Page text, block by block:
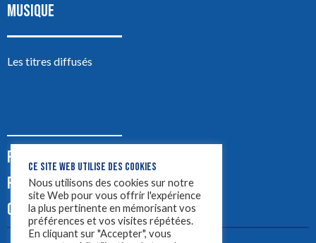
MUSIQUE
Les titres diffusés
PODCASTS
PUB
CONTACT
CE SITE WEB UTILISE DES COOKIES
Nous utilisons des cookies sur notre
site Web pour vous offrir l'expérience
la plus pertinente en mémorisant vos
préférences et vos visites répétées.
En cliquant sur "Accepter", vous